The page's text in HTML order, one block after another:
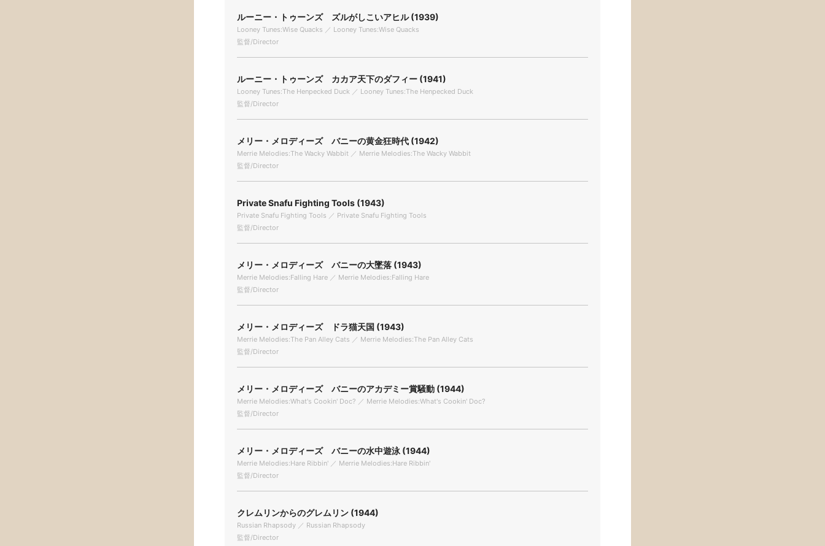
ルーニー・トゥーンズ ズルがしこいアヒル (1939)
Looney Tunes:Wise Quacks ／ Looney Tunes:Wise Quacks
監督/Director
ルーニー・トゥーンズ カカア天下のダフィー (1941)
Looney Tunes:The Henpecked Duck ／ Looney Tunes:The Henpecked Duck
監督/Director
メリー・メロディーズ バニーの黄金狂時代 (1942)
Merrie Melodies:The Wacky Wabbit ／ Merrie Melodies:The Wacky Wabbit
監督/Director
Private Snafu Fighting Tools (1943)
Private Snafu Fighting Tools ／ Private Snafu Fighting Tools
監督/Director
メリー・メロディーズ バニーの大墜落 (1943)
Merrie Melodies:Falling Hare ／ Merrie Melodies:Falling Hare
監督/Director
メリー・メロディーズ ドラ猫天国 (1943)
Merrie Melodies:The Pan Alley Cats ／ Merrie Melodies:The Pan Alley Cats
監督/Director
メリー・メロディーズ バニーのアカデミー賞騒動 (1944)
Merrie Melodies:What's Cookin' Doc? ／ Merrie Melodies:What's Cookin' Doc?
監督/Director
メリー・メロディーズ バニーの水中遊泳 (1944)
Merrie Melodies:Hare Ribbin' ／ Merrie Melodies:Hare Ribbin'
監督/Director
クレムリンからのグレムリン (1944)
Russian Rhapsody ／ Russian Rhapsody
監督/Director